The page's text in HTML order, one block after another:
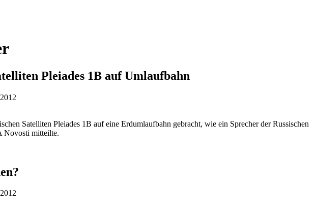
Pleiades 1B auf Umlaufbahn
Satelliten Pleiades 1B auf eine Erdumlaufbahn gebracht, wie ein Sprecher der Russischen
Novosti mitteilte.